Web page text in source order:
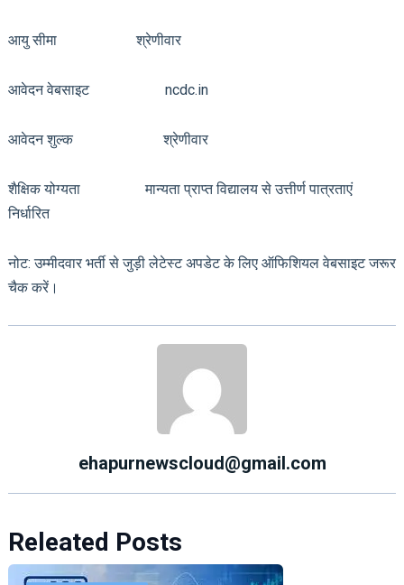
आयु सीमा श्रेणीवार
आवेदन वेबसाइट ncdc.in
आवेदन शुल्क श्रेणीवार
शैक्षिक योग्यता मान्यता प्राप्त विद्यालय से उत्तीर्ण पात्रताएं
निर्धारित
नोट: उम्मीदवार भर्ती से जुड़ी लेटेस्ट अपडेट के लिए ऑफिशियल वेबसाइट जरूर
चैक करें।
ehapurnewscloud@gmail.com
Releated Posts